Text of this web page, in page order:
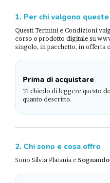
1. Per chi valgono
Questi Termini e Condizioni
corso o prodotto digitale su
singolo, in pacchetto, in offerta
Prima di acquistare
Ti chiedo di leggere questo
quanto descritto.
2. Chi sono e cosa offro
Sono Silvia Platania e